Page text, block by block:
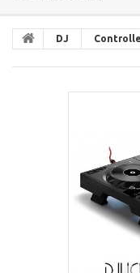
DJ